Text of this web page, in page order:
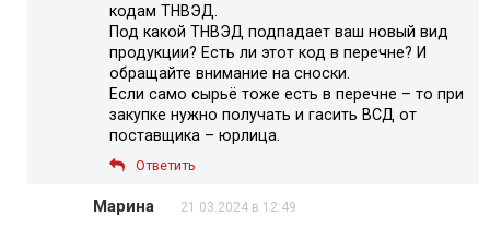
кодам ТНВЭД.
Под какой ТНВЭД подпадает ваш новый вид
продукции? Есть ли этот код в перечне? И
обращайте внимание на сноски.
Если само сырьё тоже есть в перечне – то при
закупке нужно получать и гасить ВСД от
поставщика – юрлица.
Ответить
Марина 21.03.2024 в 12:49